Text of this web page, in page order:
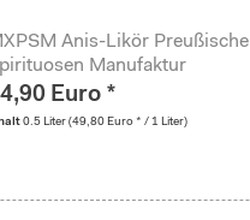
Anis-Likör Preußische
Manufaktur
Euro *
0.5 Liter (49,80 Euro * / 1 Liter)